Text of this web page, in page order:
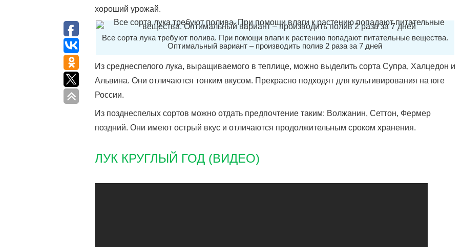
хороший урожай.
Все сорта лука требуют полива. При помощи влаги к растению попадают питательные вещества.
Оптимальный вариант – производить полив 2 раза за 7 дней
Из среднеспелого лука, выращиваемого в теплице, можно выделить сорта Супра, Халцедон и
Альвина. Они отличаются тонким вкусом. Прекрасно подходят для культивирования на юге
России.
Из позднеспелых сортов можно отдать предпочтение таким: Волжанин, Сеттон, Фермер
поздний. Они имеют острый вкус и отличаются продолжительным сроком хранения.
ЛУК КРУГЛЫЙ ГОД (ВИДЕО)